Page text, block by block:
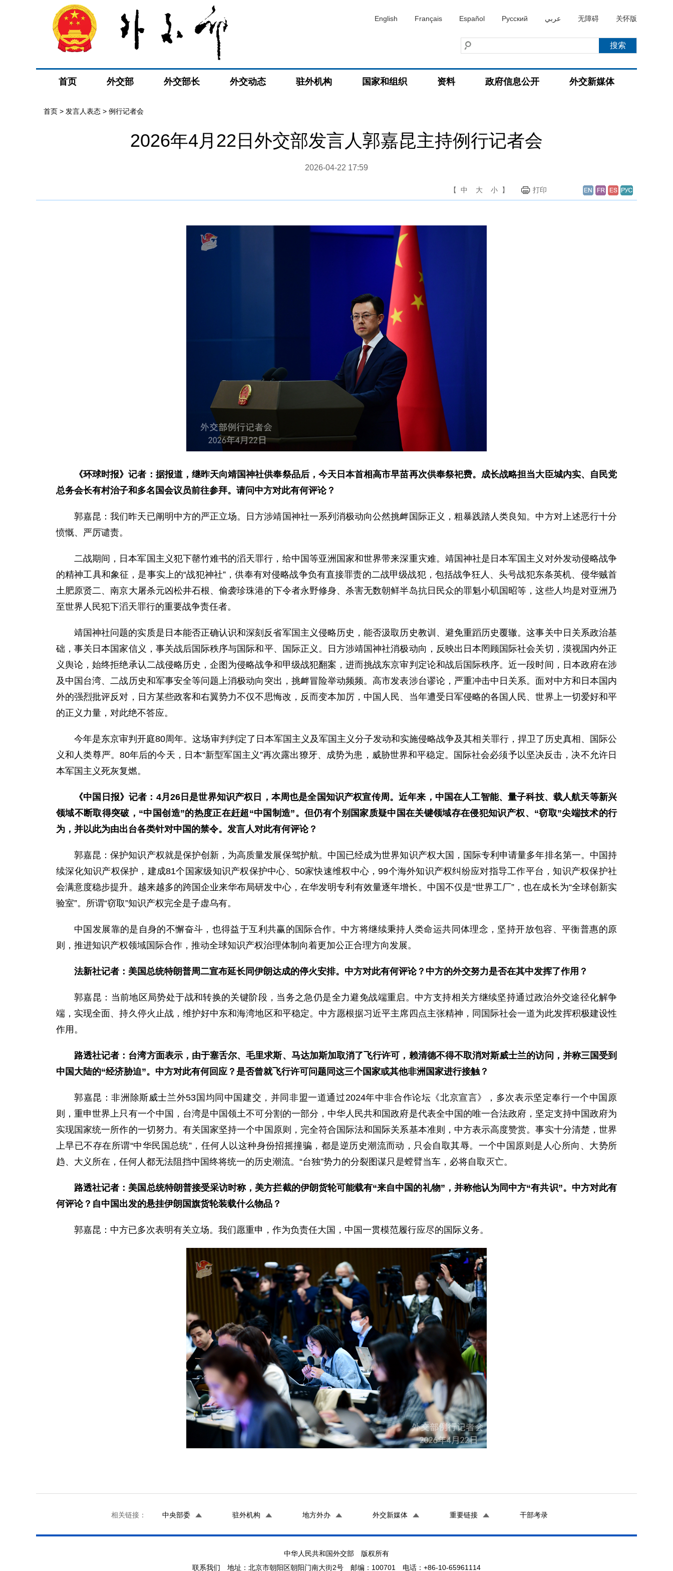
English Français Español Русский عربي 无障碍 关怀版
首页 外交部 外交部长 外交动态 驻外机构 国家和组织 资料 政府信息公开 外交新媒体
首页 > 发言人表态 > 例行记者会
2026年4月22日外交部发言人郭嘉昆主持例行记者会
2026-04-22 17:59
【 中 大 小 】 打印
《环球时报》记者：据报道，继昨天向靖国神社供奉祭品后，今天日本首相高市早苗再次供奉祭祀费。成长战略担当大臣城内实、自民党
总务会长有村治子和多名国会议员前往参拜。请问中方对此有何评论？
郭嘉昆：我们昨天已阐明中方的严正立场。日方涉靖国神社一系列消极动向公然挑衅国际正义，粗暴践踏人类良知。中方对上述恶行十分
愤慨、严厉谴责。
二战期间，日本军国主义犯下罄竹难书的滔天罪行，给中国等亚洲国家和世界带来深重灾难。靖国神社是日本军国主义对外发动侵略战争
的精神工具和象征，是事实上的“战犯神社”，供奉有对侵略战争负有直接罪责的二战甲级战犯，包括战争狂人、头号战犯东条英机、侵华贼首
土肥原贤二、南京大屠杀元凶松井石根、偷袭珍珠港的下令者永野修身、杀害无数朝鲜半岛抗日民众的罪魁小矶国昭等，这些人均是对亚洲乃
至世界人民犯下滔天罪行的重要战争责任者。
靖国神社问题的实质是日本能否正确认识和深刻反省军国主义侵略历史，能否汲取历史教训、避免重蹈历史覆辙。这事关中日关系政治基
础，事关日本国家信义，事关战后国际秩序与国际和平、国际正义。日方涉靖国神社消极动向，反映出日本罔顾国际社会关切，漠视国内外正
义舆论，始终拒绝承认二战侵略历史，企图为侵略战争和甲级战犯翻案，进而挑战东京审判定论和战后国际秩序。近一段时间，日本政府在涉
及中国台湾、二战历史和军事安全等问题上消极动向突出，挑衅冒险举动频频。高市发表涉台谬论，严重冲击中日关系。面对中方和日本国内
外的强烈批评反对，日方某些政客和右翼势力不仅不思悔改，反而变本加厉，中国人民、当年遭受日军侵略的各国人民、世界上一切爱好和平
的正义力量，对此绝不答应。
今年是东京审判开庭80周年。这场审判判定了日本军国主义及军国主义分子发动和实施侵略战争及其相关罪行，捍卫了历史真相、国际公
义和人类尊严。80年后的今天，日本“新型军国主义”再次露出獠牙、成势为患，威胁世界和平稳定。国际社会必须予以坚决反击，决不允许日
本军国主义死灰复燃。
《中国日报》记者：4月26日是世界知识产权日，本周也是全国知识产权宣传周。近年来，中国在人工智能、量子科技、载人航天等新兴
领域不断取得突破，“中国创造”的热度正在赶超“中国制造”。但仍有个别国家质疑中国在关键领域存在侵犯知识产权、“窃取”尖端技术的行
为，并以此为由出台各类针对中国的禁令。发言人对此有何评论？
郭嘉昆：保护知识产权就是保护创新，为高质量发展保驾护航。中国已经成为世界知识产权大国，国际专利申请量多年排名第一。中国持
续深化知识产权保护，建成81个国家级知识产权保护中心、50家快速维权中心，99个海外知识产权纠纷应对指导工作平台，知识产权保护社
会满意度稳步提升。越来越多的跨国企业来华布局研发中心，在华发明专利有效量逐年增长。中国不仅是“世界工厂”，也在成长为“全球创新实
验室”。所谓“窃取”知识产权完全是子虚乌有。
中国发展靠的是自身的不懈奋斗，也得益于互利共赢的国际合作。中方将继续秉持人类命运共同体理念，坚持开放包容、平衡普惠的原
则，推进知识产权领域国际合作，推动全球知识产权治理体制向着更加公正合理方向发展。
法新社记者：美国总统特朗普周二宣布延长同伊朗达成的停火安排。中方对此有何评论？中方的外交努力是否在其中发挥了作用？
郭嘉昆：当前地区局势处于战和转换的关键阶段，当务之急仍是全力避免战端重启。中方支持相关方继续坚持通过政治外交途径化解争
端，实现全面、持久停火止战，维护好中东和海湾地区和平稳定。中方愿根据习近平主席四点主张精神，同国际社会一道为此发挥积极建设性
作用。
路透社记者：台湾方面表示，由于塞舌尔、毛里求斯、马达加斯加取消了飞行许可，赖清德不得不取消对斯威士兰的访问，并称三国受到
中国大陆的“经济胁迫”。中方对此有何回应？是否曾就飞行许可问题同这三个国家或其他非洲国家进行接触？
郭嘉昆：非洲除斯威士兰外53国均同中国建交，并同非盟一道通过2024年中非合作论坛《北京宣言》，多次表示坚定奉行一个中国原
则，重申世界上只有一个中国，台湾是中国领土不可分割的一部分，中华人民共和国政府是代表全中国的唯一合法政府，坚定支持中国政府为
实现国家统一所作的一切努力。有关国家坚持一个中国原则，完全符合国际法和国际关系基本准则，中方表示高度赞赏。事实十分清楚，世界
上早已不存在所谓“中华民国总统”，任何人以这种身份招摇撞骗，都是逆历史潮流而动，只会自取其辱。一个中国原则是人心所向、大势所
趋、大义所在，任何人都无法阻挡中国终将统一的历史潮流。“台独”势力的分裂图谋只是螳臂当车，必将自取灭亡。
路透社记者：美国总统特朗普接受采访时称，美方拦截的伊朗货轮可能载有“来自中国的礼物”，并称他认为同中方“有共识”。中方对此有
何评论？自中国出发的悬挂伊朗国旗货轮装载什么物品？
郭嘉昆：中方已多次表明有关立场。我们愿重申，作为负责任大国，中国一贯模范履行应尽的国际义务。
相关链接： 中央部委 驻外机构 地方外办 外交新媒体 重要链接 干部考录
中华人民共和国外交部 版权所有
联系我们 地址：北京市朝阳区朝阳门南大街2号 邮编：100701 电话：+86-10-65961114